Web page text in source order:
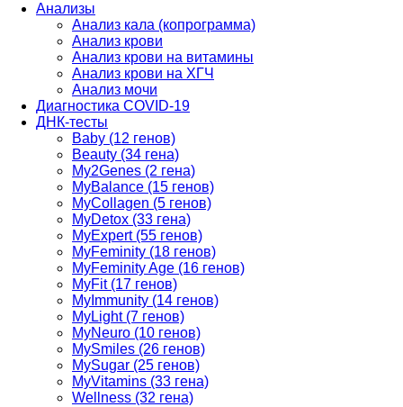
Анализы
Анализ кала (копрограмма)
Анализ крови
Анализ крови на витамины
Анализ крови на ХГЧ
Анализ мочи
Диагностика COVID-19
ДНК-тесты
Baby (12 генов)
Beauty (34 гена)
My2Genes (2 гена)
MyBalance (15 генов)
MyCollagen (5 генов)
MyDetox (33 гена)
MyExpert (55 генов)
MyFeminity (18 генов)
MyFeminity Age (16 генов)
MyFit (17 генов)
MyImmunity (14 генов)
MyLight (7 генов)
MyNeuro (10 генов)
MySmiles (26 генов)
MySugar (25 генов)
MyVitamins (33 гена)
Wellness (32 гена)